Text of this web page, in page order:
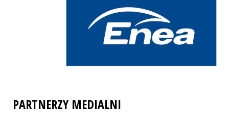
PARTNERZY MEDIALNI